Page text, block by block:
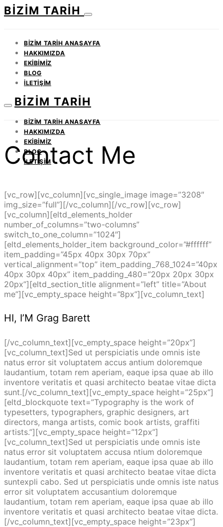
BIZIM TARIH
BIZIM TARIH ANASAYFA
HAKKIMIZDA
EKIBIMIZ
BLOG
İLETIŞIM
BIZIM TARIH
BIZIM TARIH ANASAYFA
HAKKIMIZDA
EKIBIMIZ
BLOG
İLETIŞIM
Contact Me
[vc_row][vc_column][vc_single_image image=”3208″
img_size=”full”][/vc_column][/vc_row][vc_row]
[vc_column][eltd_elements_holder
number_of_columns=”two-columns”
switch_to_one_column=”1024″]
[eltd_elements_holder_item background_color=”#ffffff”
item_padding=”45px 40px 30px 70px”
vertical_alignment=”top” item_padding_768_1024=”40px
40px 30px 40px” item_padding_480=”20px 20px 30px
20px”][eltd_section_title alignment=”left” title=”About
me”][vc_empty_space height=”8px”][vc_column_text]
HI, I’M Grag Barett
[/vc_column_text][vc_empty_space height=”20px”]
[vc_column_text]Sed ut perspiciatis unde omnis iste
natus error sit voluptatem accus antium doloremque
laudantium, totam rem aperiam, eaque ipsa quae ab illo
inventore veritatis et quasi architecto beatae vitae dicta
sunt.[/vc_column_text][vc_empty_space height=”25px”]
[eltd_blockquote text=”Typography is the work of
typesetters, typographers, graphic designers, art
directors, manga artists, comic book artists, graffiti
artists.”][vc_empty_space height=”12px”]
[vc_column_text]Sed ut perspiciatis unde omnis iste
natus error sit voluptatem accusa ntium doloremque
laudantium, totam rem aperiam, eaque ipsa quae ab illo
inventore veritatis et quasi architecto beatae vitae dicta
suntexpli cabo. Sed ut perspiciatis unde omnis iste natus
error sit voluptatem accusantium doloremque
laudantium, totam rem aperiam, eaque ipsa quae ab illo
inventore veritatis et quasi architecto beatae vitae dicta.
[/vc_column_text][vc_empty_space height=”23px”]